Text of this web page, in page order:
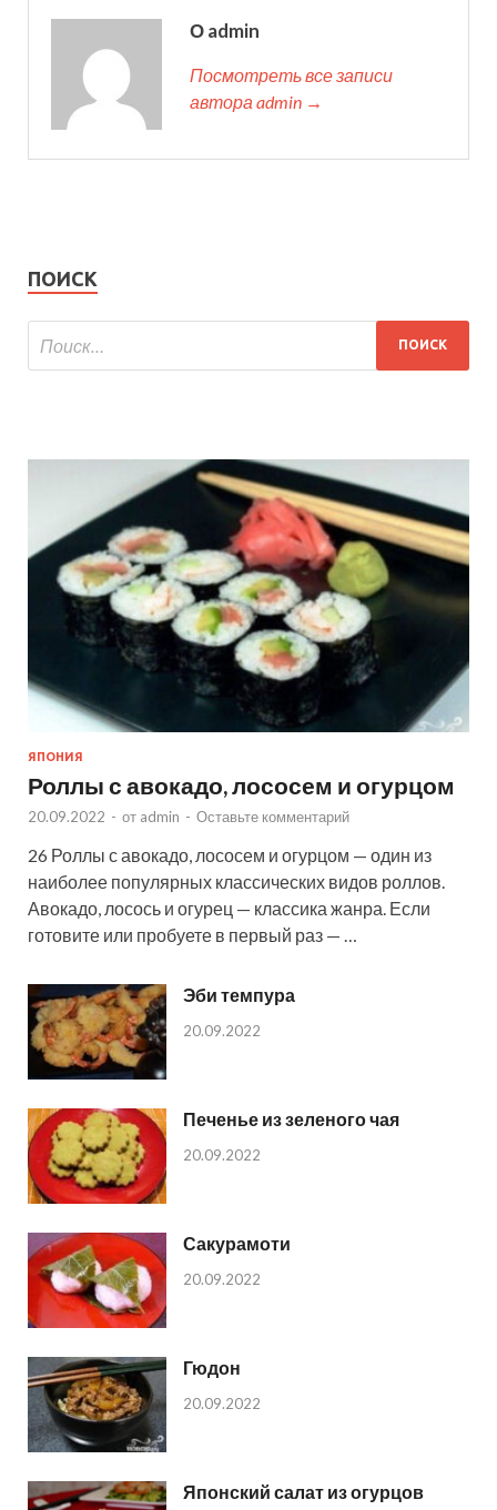
О admin
Посмотреть все записи
автора admin →
ПОИСК
ЯПОНИЯ
Роллы с авокадо, лососем и огурцом
20.09.2022 - от admin - Оставьте комментарий
26 Роллы с авокадо, лососем и огурцом — один из
наиболее популярных классических видов роллов.
Авокадо, лосось и огурец — классика жанра. Если
готовите или пробуете в первый раз — …
Эби темпура
20.09.2022
Печенье из зеленого чая
20.09.2022
Сакурамоти
20.09.2022
Гюдон
20.09.2022
Японский салат из огурцов